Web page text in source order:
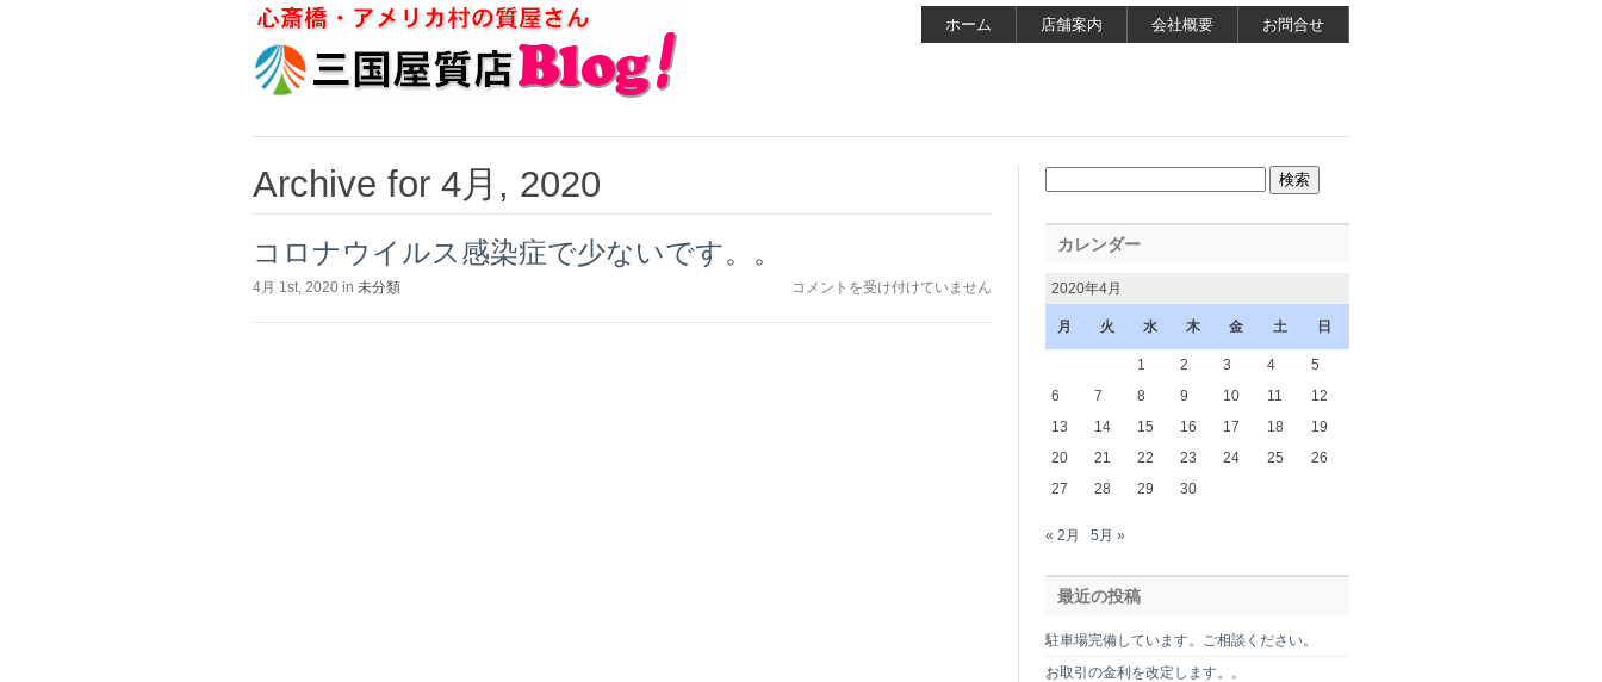
ホーム 店舗案内 会社概要 お問合せ
Archive for 4月, 2020
コロナウイルス感染症で少ないです。。
4月 1st, 2020 in 未分類
コ
ナ
コメントを受け付けていません
索:
カレンダー
2020年4月
月 火 水 木 金 土 日
1 2 3 4
5
6
7 8 9 10 11
12
13
14 15 16 17 18
19
20
21 22 23 24 25
26
27
28 29 30
« 2月 5月 »
最近の投稿
駐車場完備しています。ご相談ください。
お取引の金利を改定します。。